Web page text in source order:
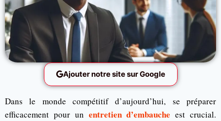
Ajouter notre site sur Google
Dans le monde compétitif d’aujourd’hui, se préparer
efficacement pour un entretien d’embauche est crucial.